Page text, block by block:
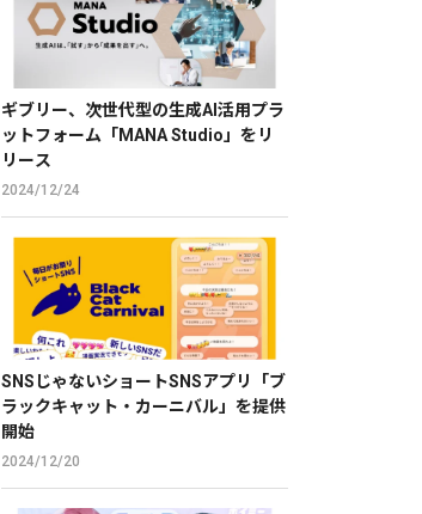
ギブリー、次世代型の生成AI活用プラ
ットフォーム「MANA Studio」をリ
リース
2024/12/24
SNSじゃないショートSNSアプリ「ブ
ラックキャット・カーニバル」を提供
開始
2024/12/20